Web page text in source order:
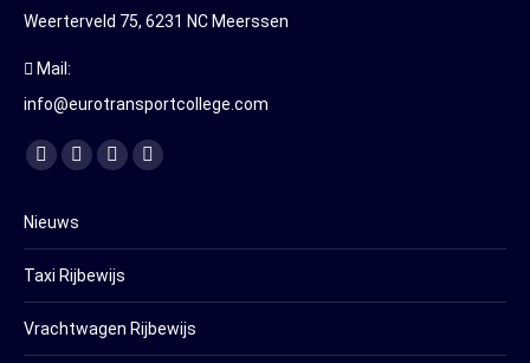
Weerterveld 75, 6231 NC Meerssen
Mail:
info@eurotransportcollege.com
Vind ons op:
Facebook
opens
window
YouTube
opens
new
window
Linkedin
new
window
Instagram
window
Nieuws
Taxi Rijbewijs
Vrachtwagen Rijbewijs